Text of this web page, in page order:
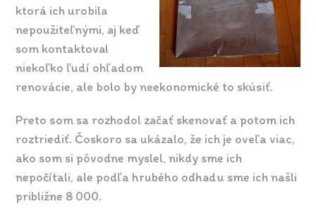
ktorá ich urobila
nepoužiteľnými, aj keď
som kontaktoval
niekoľko ľudí ohľadom
renovácie, ale bolo by neekonomické to skúsiť.
Preto som sa rozhodol začať skenovať a potom ich
roztriediť. Čoskoro sa ukázalo, že ich je oveľa viac,
ako som si pôvodne myslel, nikdy sme ich
nepočítali, ale podľa hrubého odhadu sme ich našli
približne 8 000.